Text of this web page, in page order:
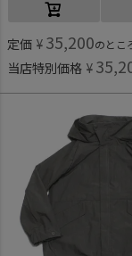
定価 ¥ 35,200のとこ
当店特別価格 ¥